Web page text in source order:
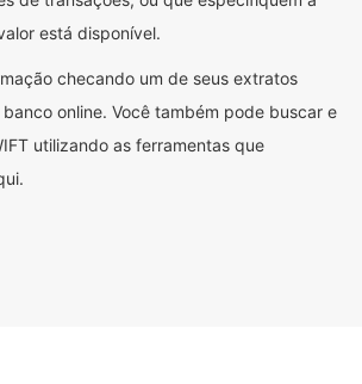
está disponível.
checando um de seus extratos
online. Você também pode buscar e
utilizando as ferramentas que